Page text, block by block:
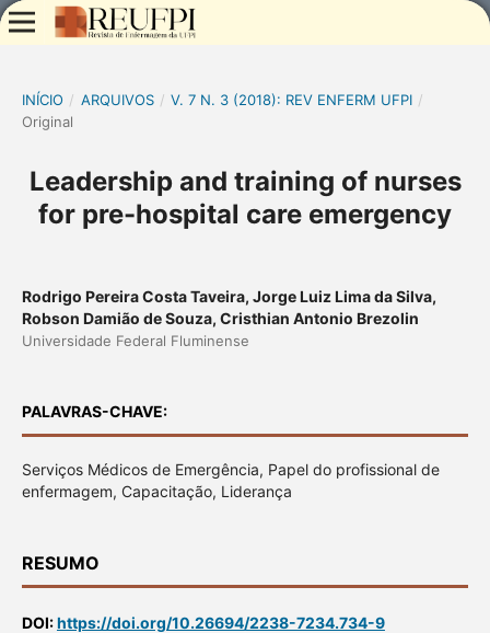
INÍCIO / ARQUIVOS / V. 7 N. 3 (2018): REV ENFERM UFPI /
Original
Leadership and training of nurses
for pre-hospital care emergency
Rodrigo Pereira Costa Taveira, Jorge Luiz Lima da Silva,
Robson Damião de Souza, Cristhian Antonio Brezolin
Universidade Federal Fluminense
PALAVRAS-CHAVE:
Serviços Médicos de Emergência, Papel do profissional de
enfermagem, Capacitação, Liderança
RESUMO
DOI:https://doi.org/10.26694/2238-7234.734-9